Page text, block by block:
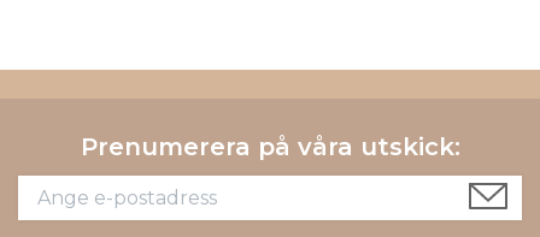
Prenumerera på våra utskick: